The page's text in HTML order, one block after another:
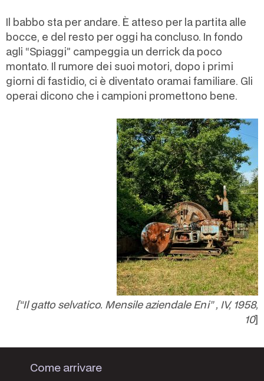
Il babbo sta per andare. È atteso per la partita alle
bocce, e del resto per oggi ha concluso. In fondo
agli “Spiaggi” campeggia un derrick da poco
montato. Il rumore dei suoi motori, dopo i primi
giorni di fastidio, ci è diventato oramai familiare. Gli
operai dicono che i campioni promettono bene.
[“Il gatto selvatico. Mensile aziendale Eni” , IV, 1958,
10]
Come arrivare